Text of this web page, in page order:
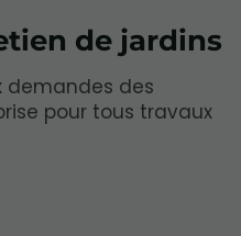
de jardins
demandes des
pour tous travaux